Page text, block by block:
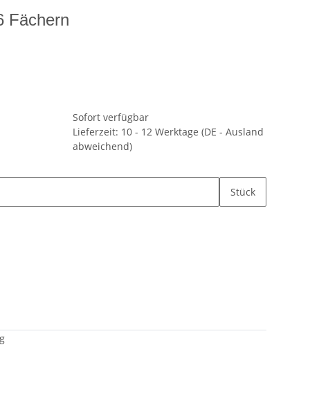
Fächern
Sofort verfügbar
Lieferzeit: 10 - 12 Werktage (DE - Ausland
abweichend)
Stück